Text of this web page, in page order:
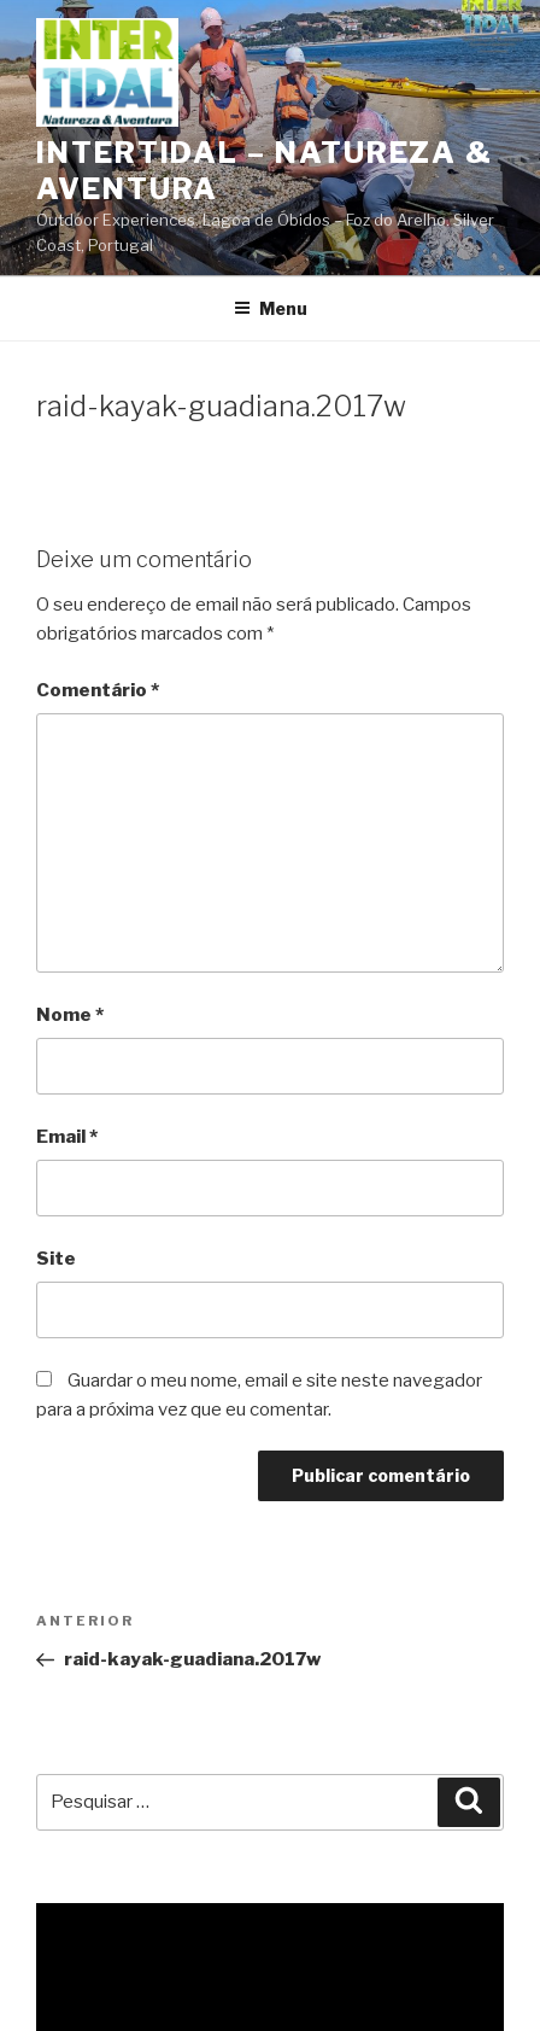
Saltar
para
o
conteúdo
INTERTIDAL – NATUREZA &
AVENTURA
Outdoor Experiences. Lagoa de Óbidos – Foz do Arelho. Silver
Coast, Portugal
Menu
raid-kayak-guadiana.2017w
Deixe um comentário
O seu endereço de email não será publicado. Campos
obrigatórios marcados com *
Comentário *
Nome *
Email*
Site
Guardar o meu nome, email e site neste navegador
para a próxima vez que eu comentar.
artigos
Conteúdo
anterior
ANTERIOR
raid-kayak-guadiana.2017w